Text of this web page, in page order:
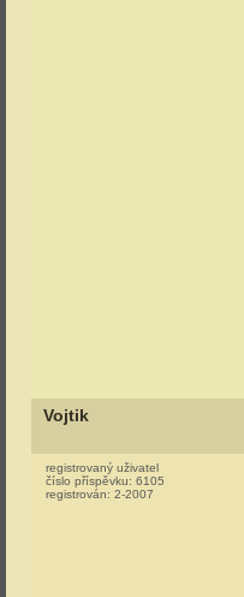
Vojtik
registrovaný uživatel
číslo příspěvku: 6105
registrován: 2-2007